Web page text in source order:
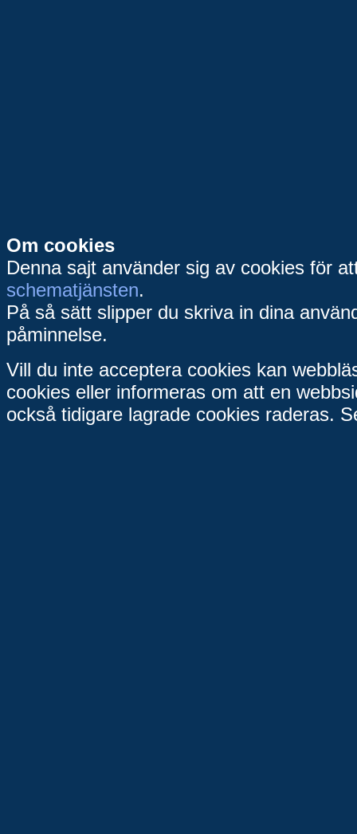
Om cookies
Denna sajt använder sig av cookies för
schematjänsten.
På så sätt slipper du skriva in dina
påminnelse.
Vill du inte acceptera cookies kan
cookies eller informeras om att en
också tidigare lagrade cookies raderas.